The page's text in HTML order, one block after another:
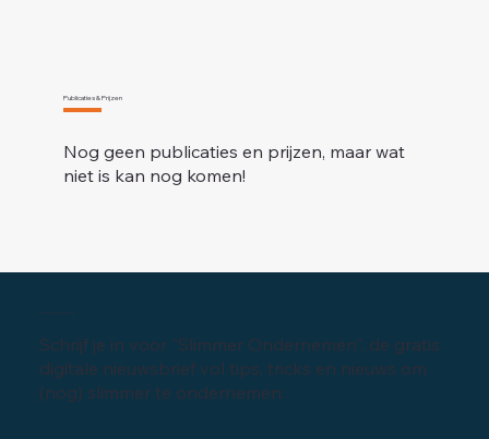
Publicaties & Prijzen
Nog geen publicaties en prijzen, maar wat
niet is kan nog komen!
Schrijf je in voor "Slimmer Ondernemen", de gratis
digitale nieuwsbrief vol tips, tricks en nieuws om
(nog) slimmer te ondernemen: